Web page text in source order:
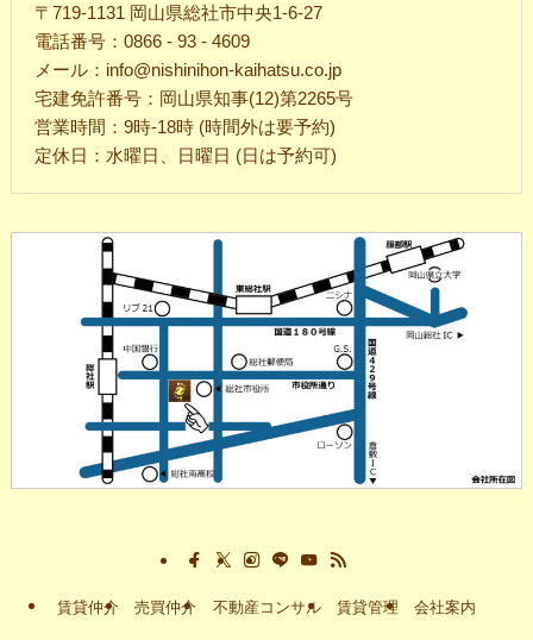
〒719-1131 岡山県総社市中央1-6-27
電話番号：0866 - 93 - 4609
メール：info@nishinihon-kaihatsu.co.jp
宅建免許番号：岡山県知事(12)第2265号
営業時間：9時-18時 (時間外は要予約)
定休日：水曜日、日曜日 (日は予約可)
賃貸仲介 売買仲介 不動産コンサル 賃貸管理 会社案内